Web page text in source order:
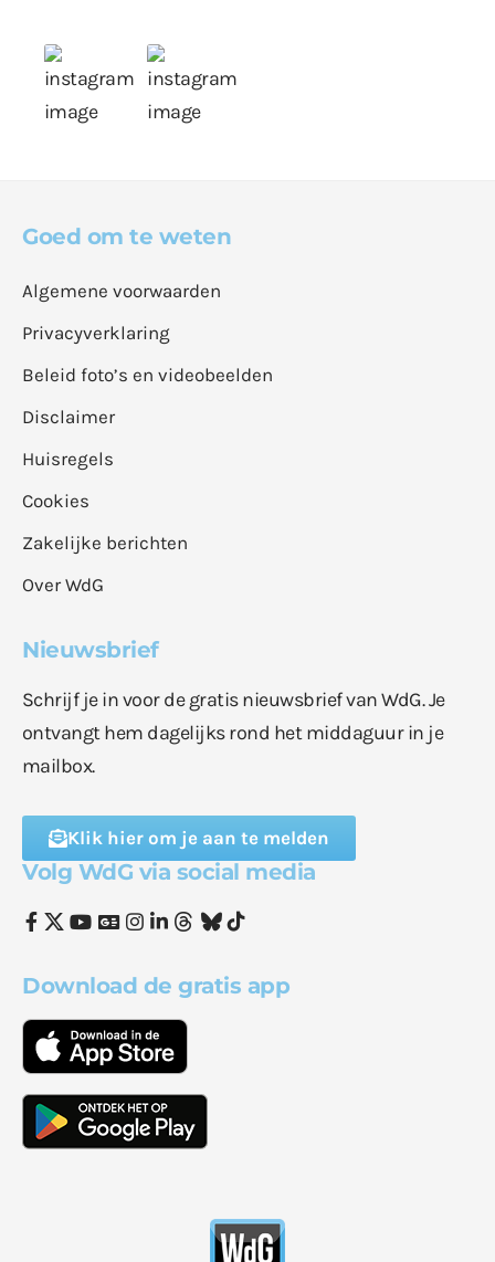
Goed om te weten
Algemene voorwaarden
Privacyverklaring
Beleid foto’s en videobeelden
Disclaimer
Huisregels
Cookies
Zakelijke berichten
Over WdG
Nieuwsbrief
Schrijf je in voor de gratis nieuwsbrief van WdG. Je
ontvangt hem dagelijks rond het middaguur in je
mailbox.
Klik hier om je aan te melden
Volg WdG via social media
Download de gratis app